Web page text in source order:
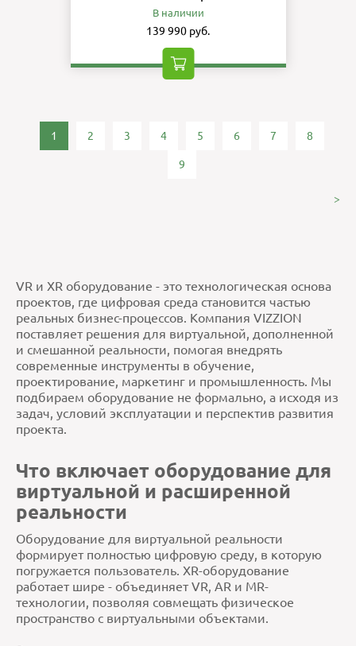
В наличии
139 990 руб.
1 2 3 4 5 6 7 8
9
>
VR и XR оборудование - это технологическая основа
проектов, где цифровая среда становится частью
реальных бизнес-процессов. Компания VIZZION
поставляет решения для виртуальной, дополненной
и смешанной реальности, помогая внедрять
современные инструменты в обучение,
проектирование, маркетинг и промышленность. Мы
подбираем оборудование не формально, а исходя из
задач, условий эксплуатации и перспектив развития
проекта.
Что включает оборудование для
виртуальной и расширенной
реальности
Оборудование для виртуальной реальности
формирует полностью цифровую среду, в которую
погружается пользователь. XR-оборудование
работает шире - объединяет VR, AR и MR-
технологии, позволяя совмещать физическое
пространство с виртуальными объектами.